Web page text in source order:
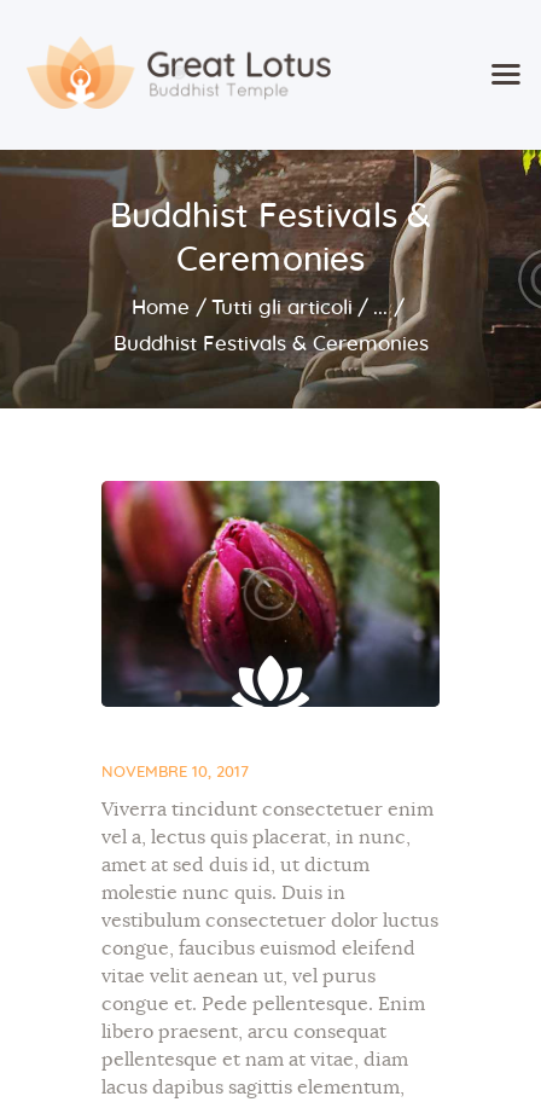
Buddhist Festivals &
Ceremonies
Home Tutti gli articoli
...
Buddhist Festivals & Ceremonies
Home
Classes & Events
About the Temple
Meditation Classes
Contact
NOVEMBRE 10, 2017
Viverra tincidunt consectetuer enim
vel a, lectus quis placerat, in nunc,
amet at sed duis id, ut dictum
molestie nunc quis. Duis in
vestibulum consectetuer dolor luctus
congue, faucibus euismod eleifend
vitae velit aenean ut, vel purus
congue et. Pede pellentesque. Enim
libero praesent, arcu consequat
pellentesque et nam at vitae, diam
lacus dapibus sagittis elementum,